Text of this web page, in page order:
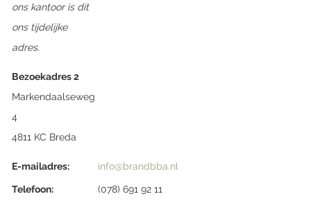
ons kantoor is dit
ons tijdelijke
adres.
Bezoekadres 2
Markendaalseweg
4
4811 KC Breda
E-mailadres: info@brandbba.nl
Telefoon: (078) 691 92 11